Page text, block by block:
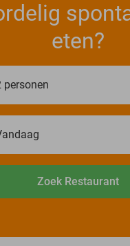
eten?
Zoek Restaurant